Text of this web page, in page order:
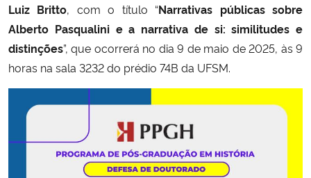
Ministério da Ciência, Tecnologia, Inovações e Comunicações
Ministério do Meio Ambiente
Ministério do Turismo
Ministério do Desenvolvimento Regional
Luiz Britto, com o título “Narrativas públicas sobre
Alberto Pasqualini e a narrativa de si: similitudes e
distinções”, que ocorrerá no dia 9 de maio de 2025, às 9
horas na sala 3232 do prédio 74B da UFSM.